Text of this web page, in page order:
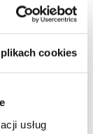
cookies
usług